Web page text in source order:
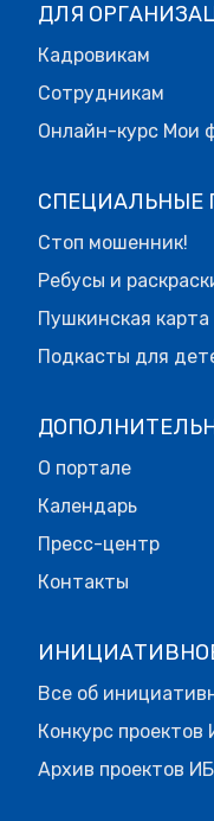
ДЛЯ
Кадровикам
Сотрудникам
Онлайн-курс Мои
СПЕЦИАЛЬНЫЕ
Стоп мошенник!
Ребусы и
Пушкинская карта
Подкасты для
О портале
Календарь
Пресс-центр
Контакты
Все об
Конкурс проектов
Архив проектов ИБ